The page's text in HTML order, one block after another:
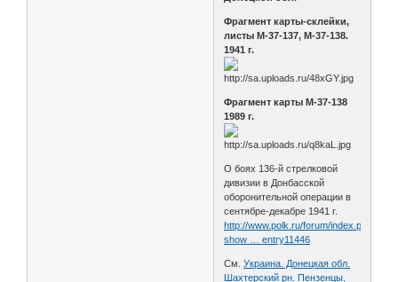
Фрагмент карты-склейки,
листы M-37-137, M-37-138.
1941 г.
Фрагмент карты M-37-138
1989 г.
О боях 136-й стрелковой
дивизии в Донбасской
оборонительной операции в
сентябре-декабре 1941 г.
http://www.polk.ru/forum/index.php?
show … entry11446
См.Украина. Донецкая обл.
Шахтерский рн. Пензенцы,